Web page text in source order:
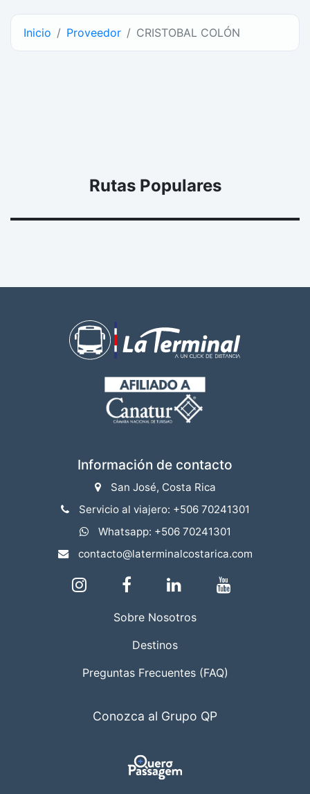
Inicio Proveedor CRISTOBAL COLÓN
Rutas Populares
Información de contacto
San José, Costa Rica
Servicio al viajero: +506 70241301
Whatsapp: +506 70241301
contacto@laterminalcostarica.com
Sobre Nosotros
Destinos
Preguntas Frecuentes (FAQ)
Conozca al Grupo QP